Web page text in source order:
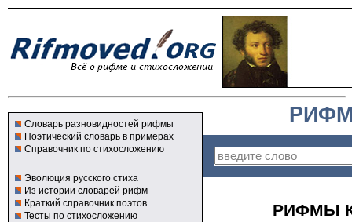
Словарь разновидностей рифмы
Поэтический словарь в примерах
Справочник по стихосложению
Эволюция русского стиха
Из истории словарей рифм
Краткий справочник поэтов
Тесты по стихосложению
РИФМЫ